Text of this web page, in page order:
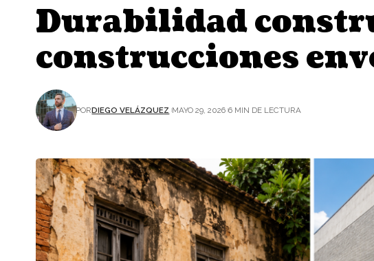
Durabilidad
construcciones
PORDIEGO VELÁZQUEZ MAYO 29, 2026 6 MIN DE LECTURA